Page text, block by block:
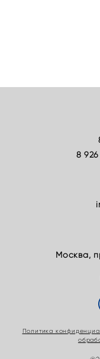
8
Москва,
Политика